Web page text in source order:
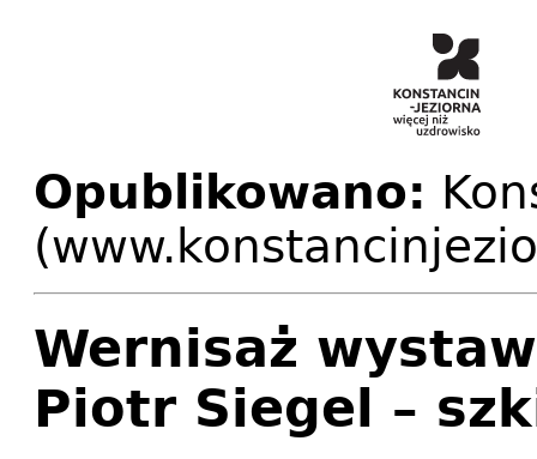
Opublikowano:
Wernisaż
Piotr Siegel –